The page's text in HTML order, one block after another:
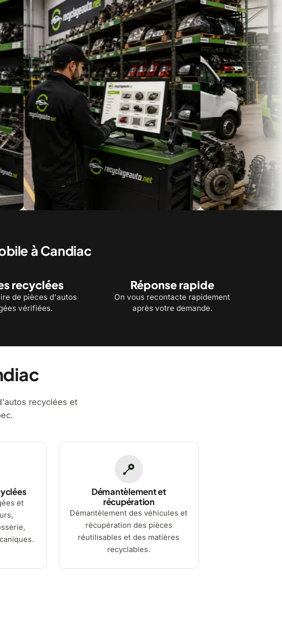
à Candiac
recyclées
de pièces d'autos
vérifiées.
Réponse rapide
On vous recontacte rapidement
après votre demande.
recyclées et
et
Démantèlement et
récupération
Démantèlement des véhicules et
récupération des pièces
réutilisables et des matières
recyclables.